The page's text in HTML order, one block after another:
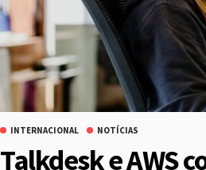
INTERNACIONAL NOTÍCIAS
Talkdesk e AWS